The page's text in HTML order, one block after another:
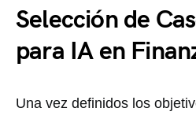
Selección de
para IA en
Una vez definidos los